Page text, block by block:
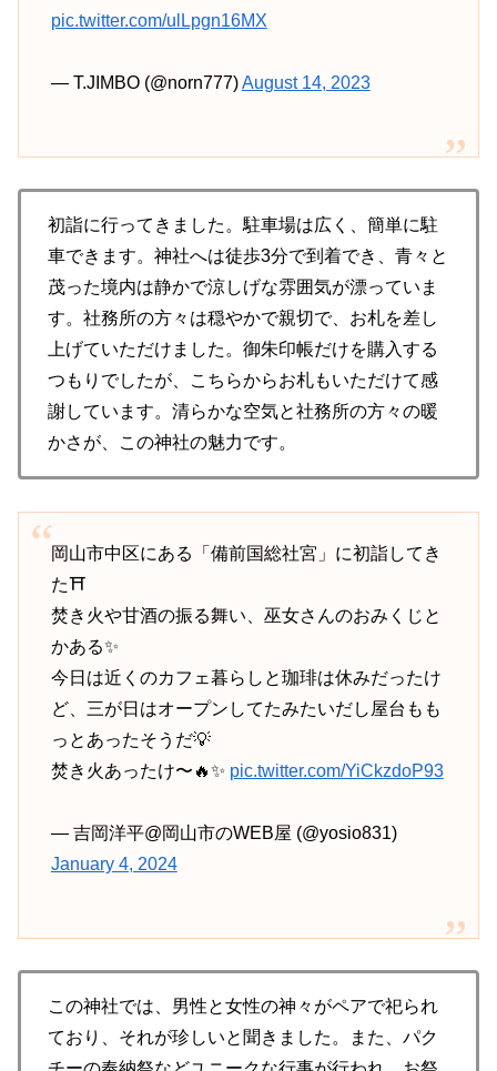
pic.twitter.com/ulLpgn16MX
— T.JIMBO (@norn777)August 14, 2023
初詣に行ってきました。駐車場は広く、簡単に駐
車できます。神社へは徒歩3分で到着でき、青々と
茂った境内は静かで涼しげな雰囲気が漂っていま
す。社務所の方々は穏やかで親切で、お札を差し
上げていただけました。御朱印帳だけを購入する
つもりでしたが、こちらからお札もいただけて感
謝しています。清らかな空気と社務所の方々の暖
かさが、この神社の魅力です。
岡山市中区にある「備前国総社宮」に初詣してき
た⛩️
焚き火や甘酒の振る舞い、巫女さんのおみくじと
かある✨
今日は近くのカフェ暮らしと珈琲は休みだったけ
ど、三が日はオープンしてたみたいだし屋台もも
っとあったそうだ💡
焚き火あったけ〜🔥✨ pic.twitter.com/YiCkzdoP93
— 吉岡洋平@岡山市のWEB屋 (@yosio831)
January 4, 2024
この神社では、男性と女性の神々がペアで祀られ
ており、それが珍しいと聞きました。また、パク